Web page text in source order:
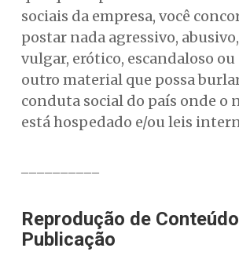
sociais da empresa, você
postar nada agressivo,
vulgar, erótico, escandaloso
outro material que possa
conduta social do país onde o
está hospedado e/ou leis
Reprodução de
Publicação